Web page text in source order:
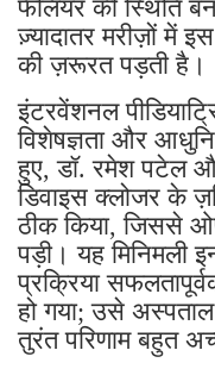
फेलियर की स्थिति
ज़्यादातर मरीज़ों में
की ज़रूरत पड़ती है।
इंटरवेंशनल
विशेषज्ञता और
हुए, डॉ. रमेश पटेल
डिवाइस क्लोजर के
ठीक किया, जिससे
पड़ी। यह मिनिमली
प्रक्रिया
हो गया; उसे
तुरंत परिणाम बहुत